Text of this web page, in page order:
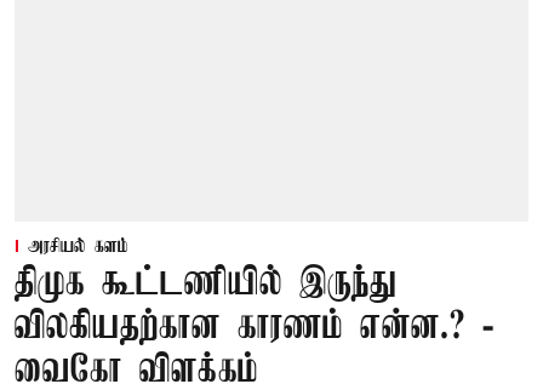
அரசியல் களம்
திமுக கூட்டணியில் இருந்து
விலகியதற்கான காரணம் என்ன.? -
வைகோ விளக்கம்